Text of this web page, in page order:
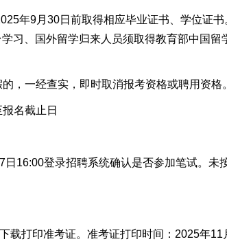
年9月30日前取得相应毕业证书、学位证
习、国外留学归来人员须取得教育部中国
，一经查实，即时取消报考资格或聘用资格。
名截止日
16:00登录招聘系统确认是否参加笔试。未
载打印准考证。准考证打印时间：2025年